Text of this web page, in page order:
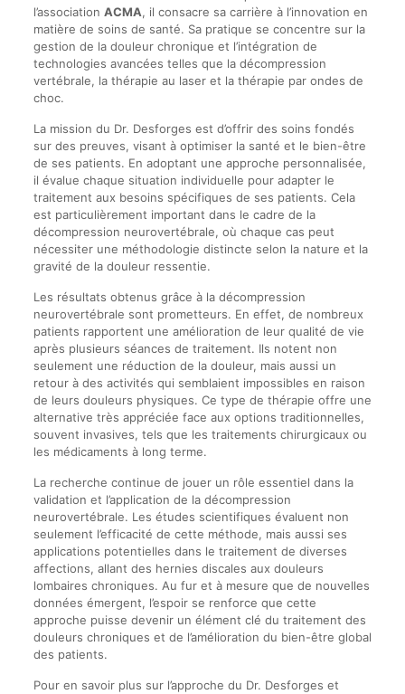
l’association ACMA, il consacre sa carrière à l’innovation en
matière de soins de santé. Sa pratique se concentre sur la
gestion de la douleur chronique et l’intégration de
technologies avancées telles que la décompression
vertébrale, la thérapie au laser et la thérapie par ondes de
choc.
La mission du Dr. Desforges est d’offrir des soins fondés
sur des preuves, visant à optimiser la santé et le bien-être
de ses patients. En adoptant une approche personnalisée,
il évalue chaque situation individuelle pour adapter le
traitement aux besoins spécifiques de ses patients. Cela
est particulièrement important dans le cadre de la
décompression neurovertébrale, où chaque cas peut
nécessiter une méthodologie distincte selon la nature et la
gravité de la douleur ressentie.
Les résultats obtenus grâce à la décompression
neurovertébrale sont prometteurs. En effet, de nombreux
patients rapportent une amélioration de leur qualité de vie
après plusieurs séances de traitement. Ils notent non
seulement une réduction de la douleur, mais aussi un
retour à des activités qui semblaient impossibles en raison
de leurs douleurs physiques. Ce type de thérapie offre une
alternative très appréciée face aux options traditionnelles,
souvent invasives, tels que les traitements chirurgicaux ou
les médicaments à long terme.
La recherche continue de jouer un rôle essentiel dans la
validation et l’application de la décompression
neurovertébrale. Les études scientifiques évaluent non
seulement l’efficacité de cette méthode, mais aussi ses
applications potentielles dans le traitement de diverses
affections, allant des hernies discales aux douleurs
lombaires chroniques. Au fur et à mesure que de nouvelles
données émergent, l’espoir se renforce que cette
approche puisse devenir un élément clé du traitement des
douleurs chroniques et de l’amélioration du bien-être global
des patients.
Pour en savoir plus sur l’approche du Dr. Desforges et